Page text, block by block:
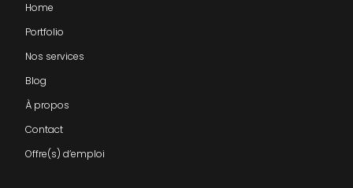
Home
Portfolio
Nos services
Blog
À propos
Contact
Offre(s) d’emploi